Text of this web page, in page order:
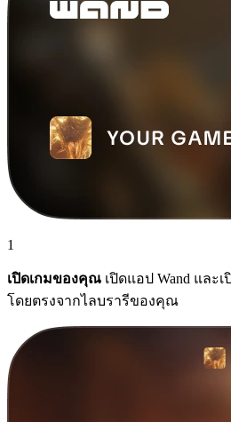
1
เปิดเกมของคุณ เปิดแอป Wand และเ
โดยตรงจากไลบรารีของคุณ